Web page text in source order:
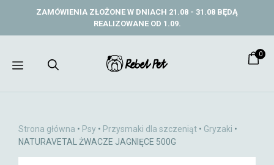
ZAMÓWIENIA ZŁOŻONE W DNIACH 21.08 - 31.08 BĘDĄ
REALIZOWANE OD 1.09.
Menu
0
Strona główna • Psy • Przysmaki dla szczeniąt • Gryzaki •
NATURAVETAL ŻWACZE JAGNIĘCE 500G